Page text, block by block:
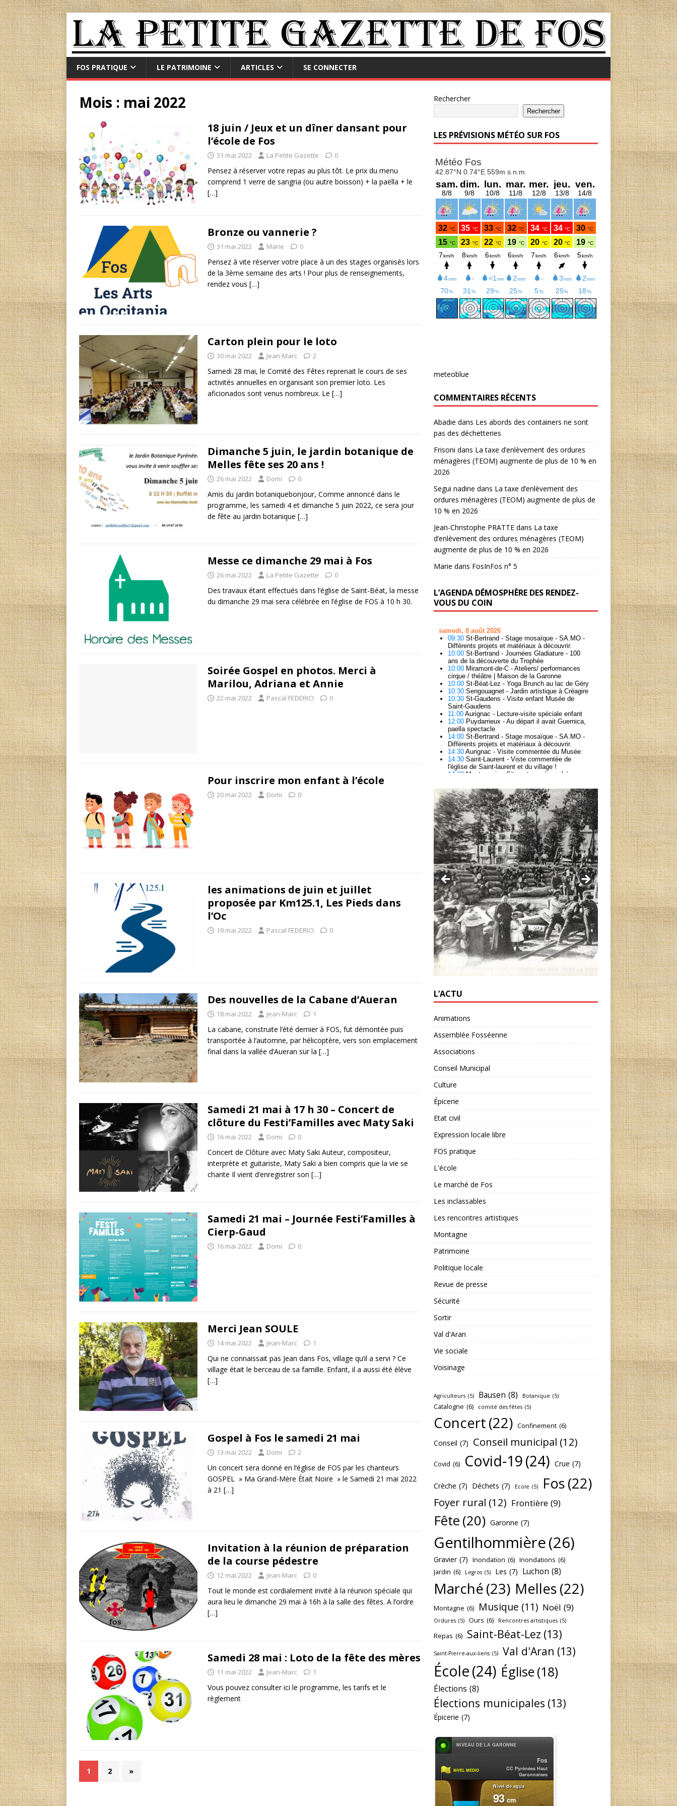
FOS PRATIQUE LE PATRIMOINE ARTICLES SE CONNECTER
Mois : mai 2022
18 juin / Jeux et un dîner dansant pour
l’école de Fos
31 mai 2022 La Petite Gazette 0
Pensez à réserver votre repas au plus tôt. Le prix du menu
comprend 1 verre de sangria (ou autre boisson) + la paëlla + le
[…]
Bronze ou vannerie ?
31 mai 2022 Marie 0
Pensez à vite réserver votre place à un des stages organisés lors
de la 3ème semaine des arts ! Pour plus de renseignements,
rendez vous […]
Carton plein pour le loto
30 mai 2022 Jean-Marc 2
Samedi 28 mai, le Comité des Fêtes reprenait le cours de ses
activités annuelles en organisant son premier loto. Les
aficionados sont venus nombreux. Le […]
Dimanche 5 juin, le jardin botanique de
Melles fête ses 20 ans !
26 mai 2022 Domi 0
Amis du jardin botaniquebonjour, Comme annoncé dans le
programme, les samedi 4 et dimanche 5 juin 2022, ce sera jour
de fête au jardin botanique […]
Messe ce dimanche 29 mai à Fos
26 mai 2022 La Petite Gazette 0
Des travaux étant effectués dans l’église de Saint-Béat, la messe
du dimanche 29 mai sera célébrée en l’église de FOS à 10 h 30.
Soirée Gospel en photos. Merci à
Marilou, Adriana et Annie
22 mai 2022 Pascal FEDERICI 0
Pour inscrire mon enfant à l’école
20 mai 2022 Domi 0
les animations de juin et juillet
proposée par Km125.1, Les Pieds dans
l’Oc
19 mai 2022 Pascal FEDERICI 0
Des nouvelles de la Cabane d’Aueran
18 mai 2022 Jean-Marc 1
La cabane, construite l’été dernier à FOS, fut démontée puis
transportée à l’automne, par hélicoptère, vers son emplacement
final dans la vallée d’Aueran sur la […]
Samedi 21 mai à 17 h 30 – Concert de
clôture du Festi’Familles avec Maty Saki
16 mai 2022 Domi 0
Concert de Clôture avec Maty Saki Auteur, compositeur,
interprète et guitariste, Maty Saki a bien compris que la vie se
chante Il vient d’enregistrer son […]
Samedi 21 mai – Journée Festi’Familles à
Cierp-Gaud
16 mai 2022 Domi 0
Merci Jean SOULE
14 mai 2022 Jean-Marc 1
Qui ne connaissait pas Jean dans Fos, village qu’il a servi ? Ce
village était le berceau de sa famille. Enfant, il a aussi été élève
[…]
Gospel à Fos le samedi 21 mai
13 mai 2022 Domi 2
Un concert sera donné en l’église de FOS par les chanteurs
GOSPEL » Ma Grand-Mère Était Noire » le Samedi 21 mai 2022
à 21 […]
Invitation à la réunion de préparation
de la course pédestre
12 mai 2022 Jean-Marc 0
Tout le monde est cordialement invité à la réunion spéciale qui
aura lieu le dimanche 29 mai à 16h à la salle des fêtes. A l’ordre
[…]
Samedi 28 mai : Loto de la fête des mères
11 mai 2022 Jean-Marc 1
Vous pouvez consulter ici le programme, les tarifs et le
règlement
1 2 »
Rechercher
Rechercher
LES PRÉVISIONS MÉTÉO SUR FOS
meteoblue
COMMENTAIRES RÉCENTS
Abadie dans Les abords des containers ne sont
pas des déchetteries
Frisoni dans La taxe d’enlèvement des ordures
ménagères (TEOM) augmente de plus de 10 % en
2026
Segui nadine dans La taxe d’enlèvement des
ordures ménagères (TEOM) augmente de plus de
10 % en 2026
Jean-Christophe PRATTEdans La taxe
d’enlèvement des ordures ménagères (TEOM)
augmente de plus de 10 % en 2026
Marie dans FosInFos n° 5
L’AGENDA DÉMOSPHÈRE DES RENDEZ-
VOUS DU COIN
L’ACTU
Animations
Assemblée Fosséenne
Associations
Conseil Municipal
Culture
Épicerie
Etat civil
Expression locale libre
FOS pratique
L'école
Le marché de Fos
Les inclassables
Les rencontres artistiques
Montagne
Patrimoine
Politique locale
Revue de presse
Sécurité
Sortir
Val d'Aran
Vie sociale
Voisinage
Agriculteurs (5) Bausen (8) Botanique (5)
Catalogne (6) comité des fêtes (5)
Concert(22) Confinement (6)
Conseil (7) Conseil municipal (12)
Covid (6) Covid-19(24) Crue (7)
Crèche (7) Déchets (7) Ecole (5) Fos(22)
Foyer rural (12) Frontière (9)
Fête(20) Garonne (7)
Gentilhommière(26)
Gravier (7) Inondation (6) Inondations (6)
Jardin (6) Legros (5) Les (7) Luchon (8)
Marché(23) Melles(22)
Montagne (6) Musique (11) Noël (9)
Ordures (5) Ours (6) Rencontres artistiques (5)
Repas (6) Saint-Béat-Lez (13)
Saint-Pierre-aux-liens (5) Val d'Aran (13)
École(24) Église(18)
Élections (8)
Élections municipales (13)
Épicerie (7)